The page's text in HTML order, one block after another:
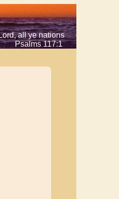
Lord, all ye nations
Psalms 117:1